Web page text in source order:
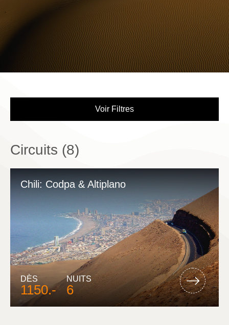
Voir Filtres
Circuits (8)
Chili: Codpa & Altiplano
DÈS
1150.-
NUITS
6